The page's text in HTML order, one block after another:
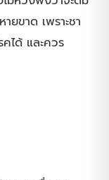
ยขาด เพราะชา
คได้ และควร